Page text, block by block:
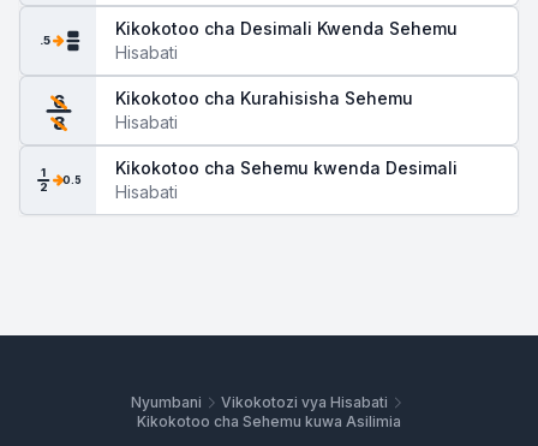
.5
Kikokotoo cha Desimali Kwenda Sehemu
Hisabati
6
8
Kikokotoo cha Kurahisisha Sehemu
Hisabati
1
2 0.5
Kikokotoo cha Sehemu kwenda Desimali
Hisabati
Nyumbani
Vikokotozi vya Hisabati
Kikokotoo cha Sehemu kuwa Asilimia